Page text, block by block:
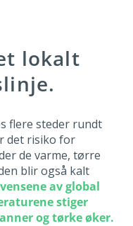
lokalt
flere steder rundt
det risiko for
de varme, tørre
blir også kalt
av global
stiger
og tørke øker.